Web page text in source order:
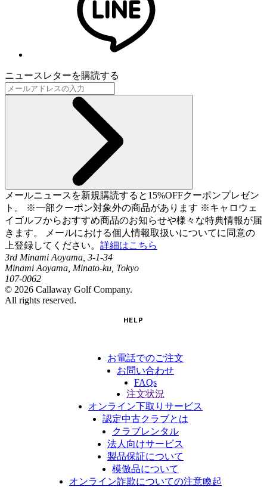
ニュースレターを購読する
メールニュースを新規購読すると15%OFFクーポンプレゼン
ト。 ※一部クーポン対象外の商品があります ※キャロウェ
イゴルフからおすすめ商品のお知らせや様々な特典情報が届
きます。 メールにおける個人情報取扱いについてに同意の
上登録してください。 詳細はこちら
3rd Minami Aoyama, 3-1-34
Minami Aoyama, Minato-ku, Tokyo
107-0062
© 2026 Callaway Golf Company.
All rights reserved.
HELP
お電話でのご注文
お問い合わせ
FAQs
注文状況
オンライン下取りサービス
認定中古クラブとは
クラブレンタル
法人向けサービス
製品保証について
模倣品について
オンライン詐欺についての注意喚起